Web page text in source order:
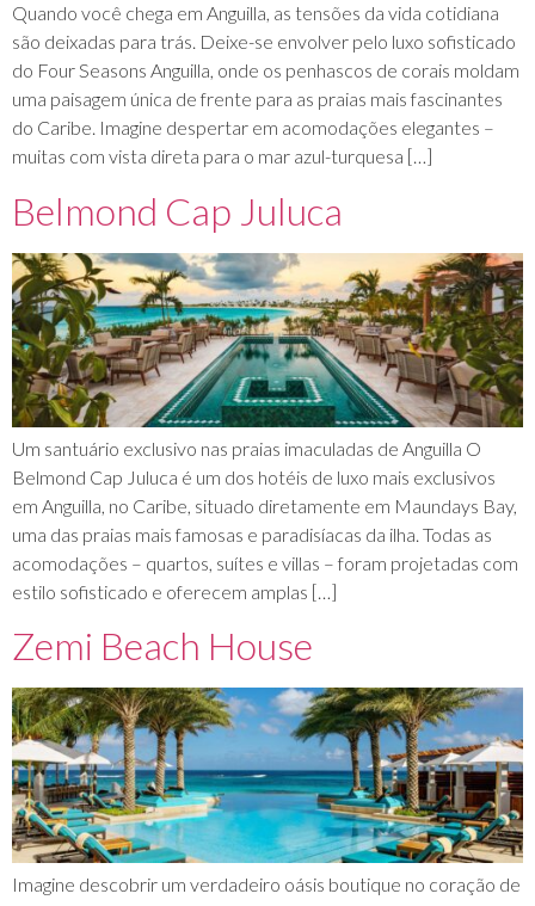
Quando você chega em Anguilla, as tensões da vida cotidiana
são deixadas para trás. Deixe-se envolver pelo luxo sofisticado
do Four Seasons Anguilla, onde os penhascos de corais moldam
uma paisagem única de frente para as praias mais fascinantes
do Caribe. Imagine despertar em acomodações elegantes –
muitas com vista direta para o mar azul-turquesa […]
Belmond Cap Juluca
Um santuário exclusivo nas praias imaculadas de Anguilla O
Belmond Cap Juluca é um dos hotéis de luxo mais exclusivos
em Anguilla, no Caribe, situado diretamente em Maundays Bay,
uma das praias mais famosas e paradisíacas da ilha. Todas as
acomodações – quartos, suítes e villas – foram projetadas com
estilo sofisticado e oferecem amplas […]
Zemi Beach House
Imagine descobrir um verdadeiro oásis boutique no coração de